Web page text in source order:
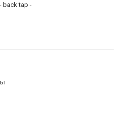
ميزة استخدام ضهر التليفون - back tap -